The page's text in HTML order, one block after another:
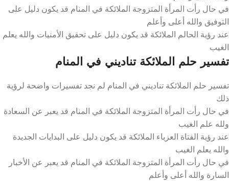
في حال رأت المرأة المتزوجة الملائكة في المنام قد يكون دليل على
التوفيق والله أعلى وأعلم
عند رؤية الحالم الملائكة قد يكون دليل على تحقيق الأمنيات والله يعلم
الغيب
تفسير حلم الملائكة تناديني في المنام
تفسير حلم الملائكة تناديني في المنام لم نجد تفسيرات واضحة لرؤية
ذلك
في حال رأت المرأة المتزوجة الملائكة في المنام قد يعبر عن السعادة
ولله علم الغيب
عند رؤية الفتاة العزباء الملائكة قد يكون دليل على البدايات الجديدة
والله يعلم الغيب
في حال رأت المرأة المتزوجة الملائكة في المنام قد يعبر عن الأخبار
السارة والله أعلى وأعلم